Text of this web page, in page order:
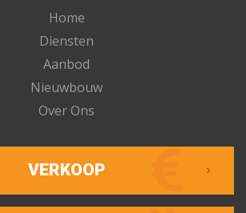
Home
Diensten
Aanbod
Nieuwbouw
Over Ons
VERKOOP